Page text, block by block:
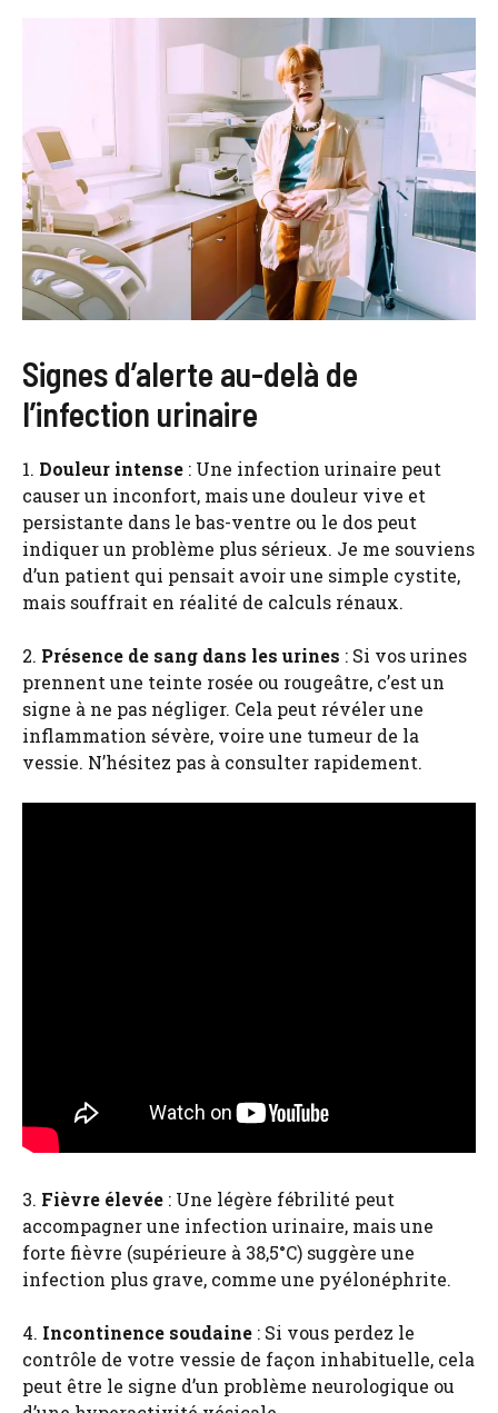
Signes d’alerte au-delà de
l’infection urinaire
1. Douleur intense : Une infection urinaire peut
causer un inconfort, mais une douleur vive et
persistante dans le bas-ventre ou le dos peut
indiquer un problème plus sérieux. Je me souviens
d’un patient qui pensait avoir une simple cystite,
mais souffrait en réalité de calculs rénaux.
2. Présence de sang dans les urines : Si vos urines
prennent une teinte rosée ou rougeâtre, c’est un
signe à ne pas négliger. Cela peut révéler une
inflammation sévère, voire une tumeur de la
vessie. N’hésitez pas à consulter rapidement.
3. Fièvre élevée : Une légère fébrilité peut
accompagner une infection urinaire, mais une
forte fièvre (supérieure à 38,5°C) suggère une
infection plus grave, comme une pyélonéphrite.
4. Incontinence soudaine : Si vous perdez le
contrôle de votre vessie de façon inhabituelle, cela
peut être le signe d’un problème neurologique ou